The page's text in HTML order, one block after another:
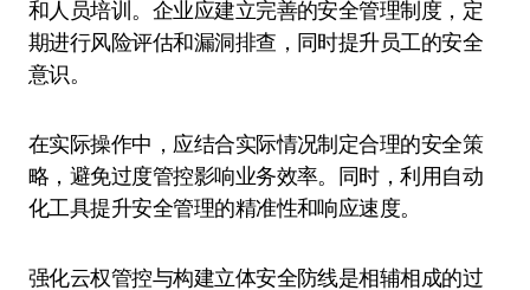
和人员培训。企业应建立完善的安全管理制度，定
期进行风险评估和漏洞排查，同时提升员工的安全
意识。
在实际操作中，应结合实际情况制定合理的安全策
略，避免过度管控影响业务效率。同时，利用自动
化工具提升安全管理的精准性和响应速度。
强化云权管控与构建立体安全防线是相辅相成的过